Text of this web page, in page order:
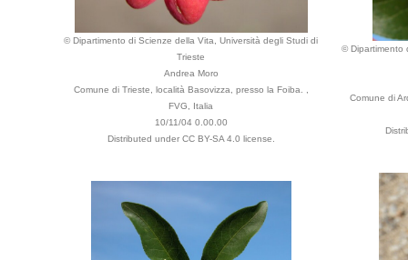
© Dipartimento di Scienze della Vita, Università degli Studi di
Trieste
Andrea Moro
Comune di Trieste, località Basovizza, presso la Foiba. ,
FVG, Italia
10/11/04 0.00.00
Distributed under CC BY-SA 4.0 license.
© Dipartimento
Comune di